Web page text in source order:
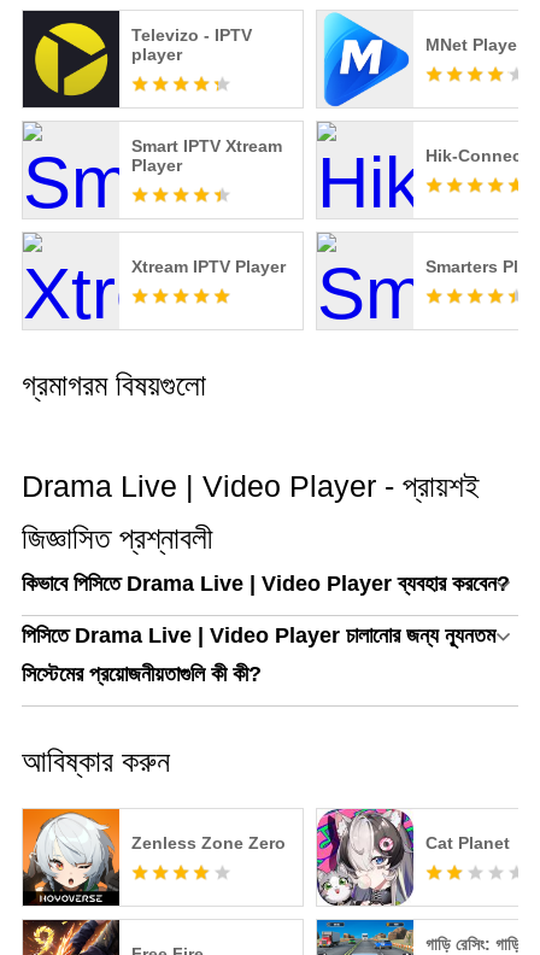
Televizo - IPTV
player
MNet Player
Smart IPTV Xtream
Player
Hik-Connect
Xtream IPTV Player Smarters
গ্রমাগরম বিষয়গুলো
Drama Live | Video Player - প্রায়শই
জিজ্ঞাসিত প্রশ্নাবলী
কিভাবে পিসিতে Drama Live | Video Player ব্যবহার করবেন?
পিসিতে Drama Live | Video Player চালানোর জন্য ন্যূনতম
সিস্টেমের প্রয়োজনীয়তাগুলি কী কী?
আবিষ্কার করুন
Zenless Zone Zero Cat Planet
গাড়ি রেসিং: গাড়ি